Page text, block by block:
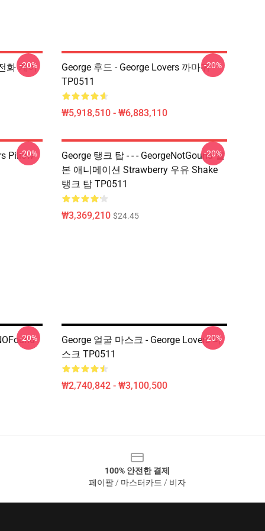
화 케이
-20%
George 후드 - George Lovers 까마귀
TP0511
₩5,918,510 - ₩6,883,110
-20%
Pillow
-20%
George 탱크 탑 - - - GeorgeNotGound 일
본 애니메이션 Strawberry 우유 Shake
탱크 탑 TP0511
₩3,369,210 $24.45
-20%
-20%
George 얼굴 마스크 - George Lovers 마
스크 TP0511
₩2,740,842 - ₩3,100,500
-20%
100% 안전한 결제
페이팔 / 마스터카드 / 비자